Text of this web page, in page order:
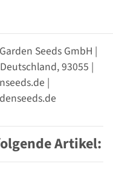
Seeds GmbH |
93055 |
|
Artikel: